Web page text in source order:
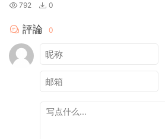
792 0
評論 0